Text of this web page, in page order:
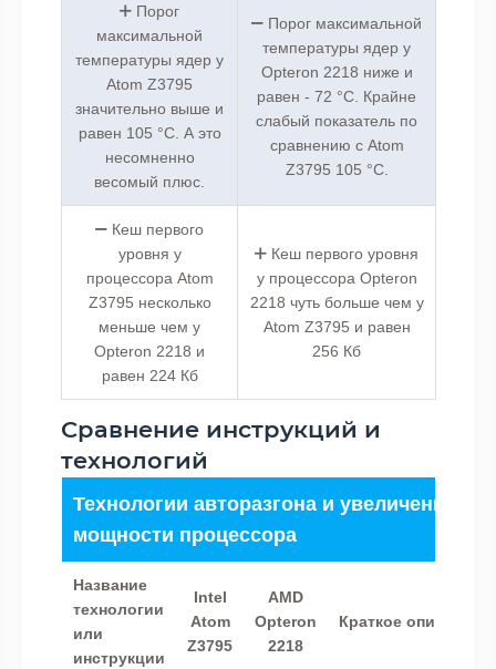
Порог
максимальной
температуры ядер у
Atom Z3795
значительно выше и
равен 105 °C. А это
несомненно
весомый плюс.
Порог максимальной
температуры ядер у
Opteron 2218 ниже и
равен - 72 °C. Крайне
слабый показатель по
сравнению с Atom
Z3795 105 °C.
Кеш первого
уровня у
процессора Atom
Z3795 несколько
меньше чем у
Opteron 2218 и
равен 224 Кб
Кеш первого уровня
у процессора Opteron
2218 чуть больше чем у
Atom Z3795 и равен
256 Кб
Сравнение инструкций и
технологий
Технологии авторазгона и увеличения
мощности процессора
Название
технологии
или
инструкции
Intel
Atom
Z3795
AMD
Opteron
2218
Краткое описание